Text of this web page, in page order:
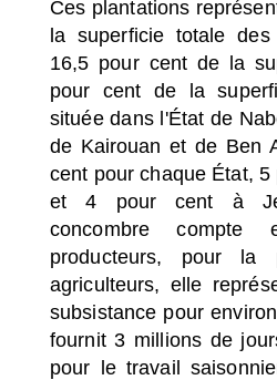
Ces plantations
la superficie totale
16,5 pour cent de la
pour cent de la
située dans l'État de
de Kairouan et de Ben
cent pour chaque État,
et 4 pour cent à
concombre compte
producteurs, pour la
agriculteurs, elle
subsistance pour
fournit 3 millions de
pour le travail